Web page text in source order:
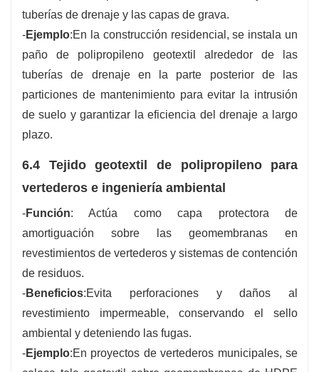
tuberías de drenaje y las capas de grava.
-Ejemplo:En la construcción residencial, se instala un
paño de polipropileno geotextil alrededor de las
tuberías de drenaje en la parte posterior de las
particiones de mantenimiento para evitar la intrusión
de suelo y garantizar la eficiencia del drenaje a largo
plazo.
6.4 Tejido geotextil de polipropileno para
vertederos e ingeniería ambiental
-Función: Actúa como capa protectora de
amortiguación sobre las geomembranas en
revestimientos de vertederos y sistemas de contención
de residuos.
-Beneficios:Evita perforaciones y daños al
revestimiento impermeable, conservando el sello
ambiental y deteniendo las fugas.
-Ejemplo:En proyectos de vertederos municipales, se